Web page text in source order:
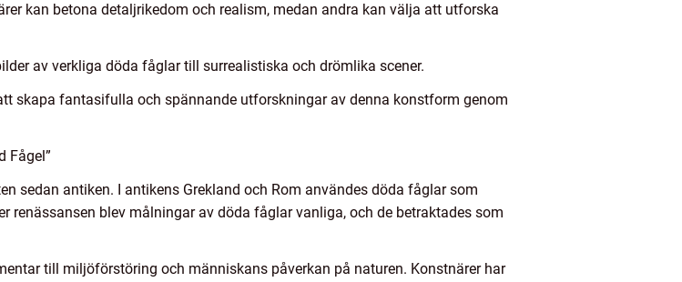
kan betona detaljrikedom och realism, medan andra kan välja att utforska
av verkliga döda fåglar till surrealistiska och drömlika scener.
skapa fantasifulla och spännande utforskningar av denna konstform genom
Fågel”
sedan antiken. I antikens Grekland och Rom användes döda fåglar som
renässansen blev målningar av döda fåglar vanliga, och de betraktades som
till miljöförstöring och människans påverkan på naturen. Konstnärer har